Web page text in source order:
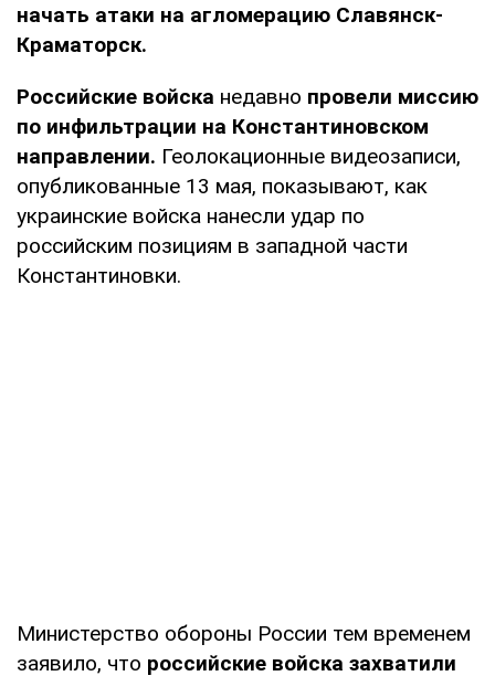
начать атаки на агломерацию Славянск-
Краматорск.
Российские войска недавно провели миссию
по инфильтрации на Константиновском
направлении. Геолокационные видеозаписи,
опубликованные 13 мая, показывают, как
украинские войска нанесли удар по
российским позициям в западной части
Константиновки.
Министерство обороны России тем временем
заявило, что российские войска захватили